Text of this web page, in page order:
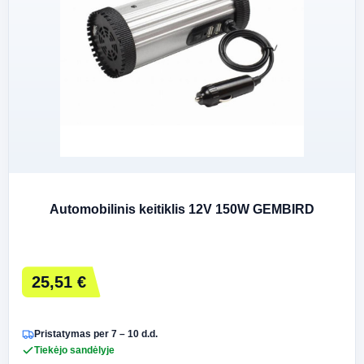
Automobilinis keitiklis 12V 150W GEMBIRD
25,51 €
Pristatymas per 7 – 10 d.d.
Tiekėjo sandėlyje